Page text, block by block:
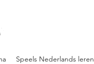
Speels Nederlands leren